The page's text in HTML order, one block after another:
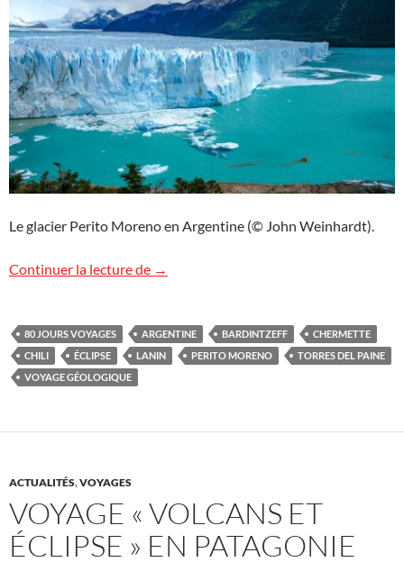
Le glacier Perito Moreno en Argentine (© John Weinhardt).
Continuer la lecture de Voyage géologique en Patagonie et
→
80 JOURS VOYAGES ARGENTINE BARDINTZEFF
CHERMETTE
CHILI
ÉCLIPSE LANIN PERITO MORENO
TORRES DEL PAINE
VOYAGE GÉOLOGIQUE
ACTUALITÉS,VOYAGES
VOYAGE « VOLCANS ET
ÉCLIPSE » EN PATAGONIE